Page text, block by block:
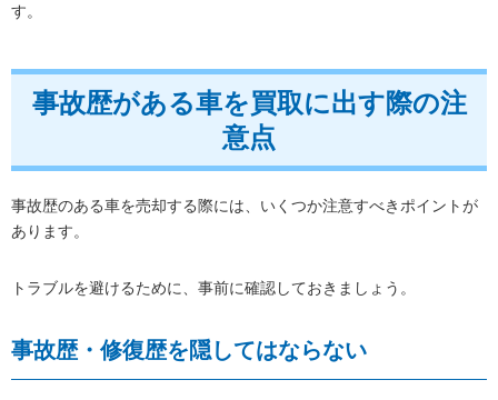
す。
事故歴がある車を買取に出す際の注
意点
事故歴のある車を売却する際には、いくつか注意すべきポイントが
あります。
トラブルを避けるために、事前に確認しておきましょう。
事故歴・修復歴を隠してはならない